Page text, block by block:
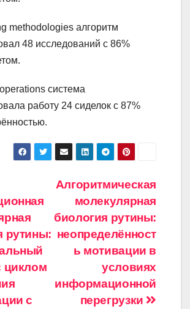
methodologies алгоритм
48 исследований с 86%
система
работу 24 сиделок с 87%
Алгоритмическая
молекулярная
биология рутины:
неопределённост
ь мотивации в
условиях
информационной
перегрузки
рутины:
циклом
с